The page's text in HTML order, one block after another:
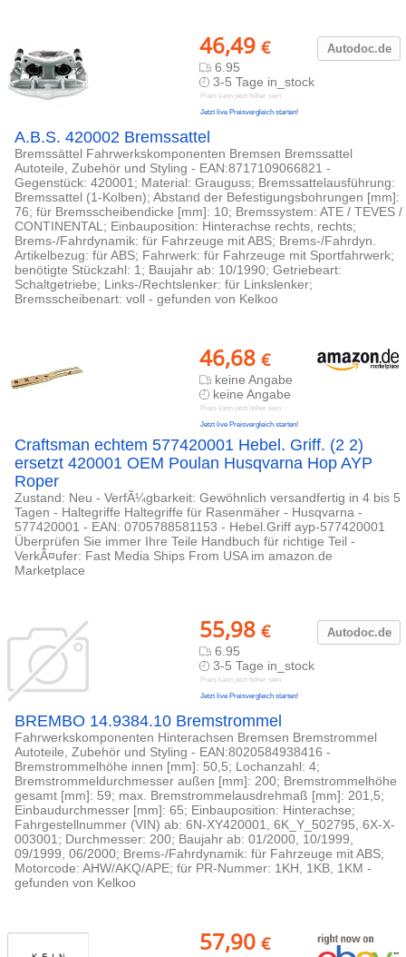
Autodoc.de
46,49 €
6.95
3-5 Tage in_stock
Preis kann jetzt höher sein
Jetzt live Preisvergleich starten!
A.B.S. 420002 Bremssattel
Bremssättel Fahrwerkskomponenten Bremsen Bremssattel
Autoteile, Zubehör und Styling - EAN:8717109066821 -
Gegenstück: 420001; Material: Grauguss; Bremssattelausführung:
Bremssattel (1-Kolben); Abstand der Befestigungsbohrungen [mm]:
76; für Bremsscheibendicke [mm]: 10; Bremssystem: ATE / TEVES /
CONTINENTAL; Einbauposition: Hinterachse rechts, rechts;
Brems-/Fahrdynamik: für Fahrzeuge mit ABS; Brems-/Fahrdyn.
Artikelbezug: für ABS; Fahrwerk: für Fahrzeuge mit Sportfahrwerk;
benötigte Stückzahl: 1; Baujahr ab: 10/1990; Getriebeart:
Schaltgetriebe; Links-/Rechtslenker: für Linkslenker;
Bremsscheibenart: voll - gefunden von Kelkoo
46,68 €
keine Angabe
keine Angabe
Preis kann jetzt höher sein
Jetzt live Preisvergleich starten!
Craftsman echtem 577420001 Hebel. Griff. (2 2)
ersetzt 420001 OEM Poulan Husqvarna Hop AYP
Roper
Zustand: Neu - VerfÃ¼gbarkeit: Gewöhnlich versandfertig in 4 bis 5
Tagen - Haltegriffe Haltegriffe für Rasenmäher - Husqvarna -
577420001 - EAN: 0705788581153 - Hebel.Griff ayp-577420001
Überprüfen Sie immer Ihre Teile Handbuch für richtige Teil -
VerkÃ¤ufer: Fast Media Ships From USA im amazon.de
Marketplace
Autodoc.de
55,98 €
6.95
3-5 Tage in_stock
Preis kann jetzt höher sein
Jetzt live Preisvergleich starten!
BREMBO 14.9384.10 Bremstrommel
Fahrwerkskomponenten Hinterachsen Bremsen Bremstrommel
Autoteile, Zubehör und Styling - EAN:8020584938416 -
Bremstrommelhöhe innen [mm]: 50,5; Lochanzahl: 4;
Bremstrommeldurchmesser außen [mm]: 200; Bremstrommelhöhe
gesamt [mm]: 59; max. Bremstrommelausdrehmaß [mm]: 201,5;
Einbaudurchmesser [mm]: 65; Einbauposition: Hinterachse;
Fahrgestellnummer (VIN) ab: 6N-XY420001, 6K_Y_502795, 6X-X-
003001; Durchmesser: 200; Baujahr ab: 01/2000, 10/1999,
09/1999, 06/2000; Brems-/Fahrdynamik: für Fahrzeuge mit ABS;
Motorcode: AHW/AKQ/APE; für PR-Nummer: 1KH, 1KB, 1KM -
gefunden von Kelkoo
57,90 €